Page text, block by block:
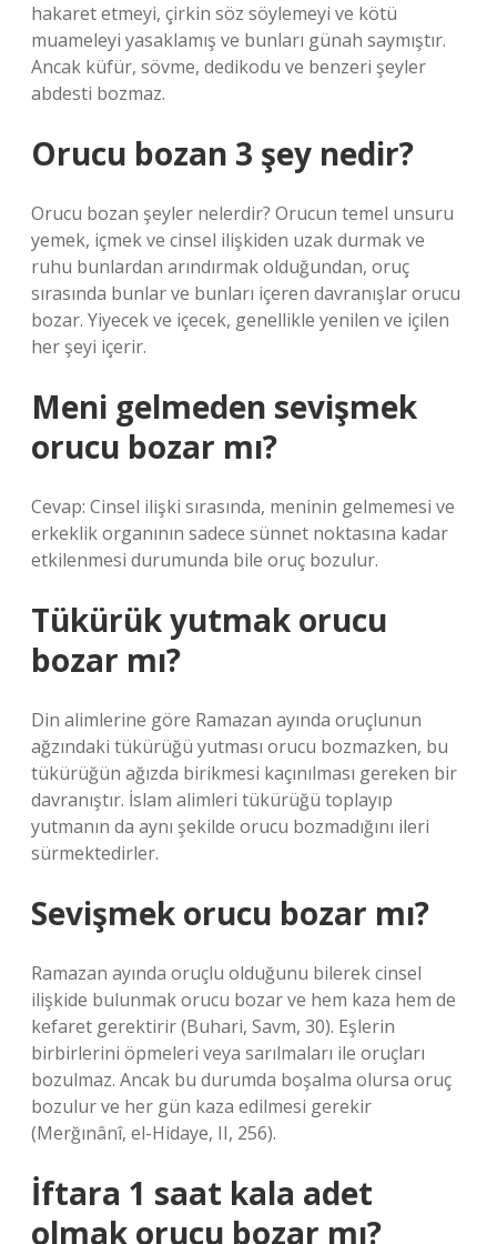
hakaret etmeyi, çirkin söz söylemeyi ve kötü
muameleyi yasaklamış ve bunları günah saymıştır.
Ancak küfür, sövme, dedikodu ve benzeri şeyler
abdesti bozmaz.
Orucu bozan 3 şey nedir?
Orucu bozan şeyler nelerdir? Orucun temel unsuru
yemek, içmek ve cinsel ilişkiden uzak durmak ve
ruhu bunlardan arındırmak olduğundan, oruç
sırasında bunlar ve bunları içeren davranışlar orucu
bozar. Yiyecek ve içecek, genellikle yenilen ve içilen
her şeyi içerir.
Meni gelmeden sevişmek
orucu bozar mı?
Cevap: Cinsel ilişki sırasında, meninin gelmemesi ve
erkeklik organının sadece sünnet noktasına kadar
etkilenmesi durumunda bile oruç bozulur.
Tükürük yutmak orucu
bozar mı?
Din alimlerine göre Ramazan ayında oruçlunun
ağzındaki tükürüğü yutması orucu bozmazken, bu
tükürüğün ağızda birikmesi kaçınılması gereken bir
davranıştır. İslam alimleri tükürüğü toplayıp
yutmanın da aynı şekilde orucu bozmadığını ileri
sürmektedirler.
Sevişmek orucu bozar mı?
Ramazan ayında oruçlu olduğunu bilerek cinsel
ilişkide bulunmak orucu bozar ve hem kaza hem de
kefaret gerektirir (Buhari, Savm, 30). Eşlerin
birbirlerini öpmeleri veya sarılmaları ile oruçları
bozulmaz. Ancak bu durumda boşalma olursa oruç
bozulur ve her gün kaza edilmesi gerekir
(Merğınânî, el-Hidaye, II, 256).
İftara 1 saat kala adet
olmak orucu bozar mı?